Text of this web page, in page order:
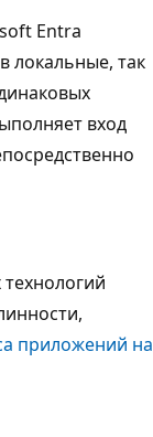
Entra
локальные, так
вход
технологий
приложений на